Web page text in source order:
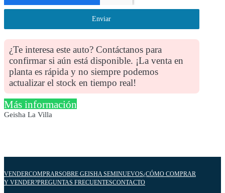
Enviar
¿Te interesa este auto? Contáctanos para
confirmar si aún está disponible. ¡La venta en
planta es rápida y no siempre podemos
actualizar el stock en tiempo real!
Más información
Geisha La Villa
VENDERCOMPRARSOBRE GEISHA SEMINUEVOS¿CÓMO COMPRAR
Y VENDER?PREGUNTAS FRECUENTESCONTACTO